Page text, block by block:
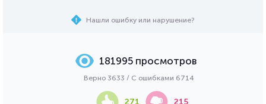
Нашли ошибку или нарушение?
181995 просмотров
Верно 3633 / С ошибками 6714
271 215